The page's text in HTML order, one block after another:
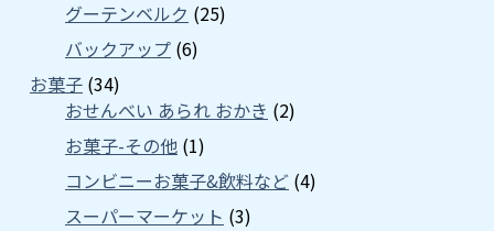
グーテンベルク (25)
バックアップ (6)
お菓子 (34)
おせんべい あられ おかき (2)
お菓子-その他 (1)
コンビニーお菓子&飲料など (4)
スーパーマーケット (3)